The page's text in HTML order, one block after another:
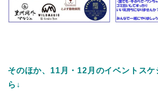
そのほか、11月・12月のイベントスケ
ら↓